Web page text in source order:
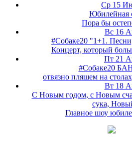
Ср 15
Юбилейная
Пора бы
Вс 16
#Собаке20 "1+1.
Концерт, который
Пт 21
#Собаке20
отвязно пляшем на
Вт 18
С Новым годом, с Новым
сука,
Главное шоу